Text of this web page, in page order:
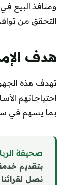
ومنافذ البيع
التحقق من
هدف
تهدف هذه
احتياجاتهم
بما يسهم في
صحيفة
بتقديم
نصل